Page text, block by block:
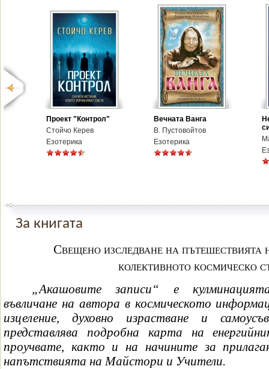
Проект "Контрол"
Стойчо Керев
Езотерика
Вечната Ванга
В. Пустовойтов
Езотерика
За книгата
Свещено изследване на пътешествията
колективното космическо
„Акашовите записи“ е
въвличане на автора в космическото
изцеление, духовно израстване и
представлява подробна карта на
проучвате, както и на начините за
напътствията на Майстори и Учители.